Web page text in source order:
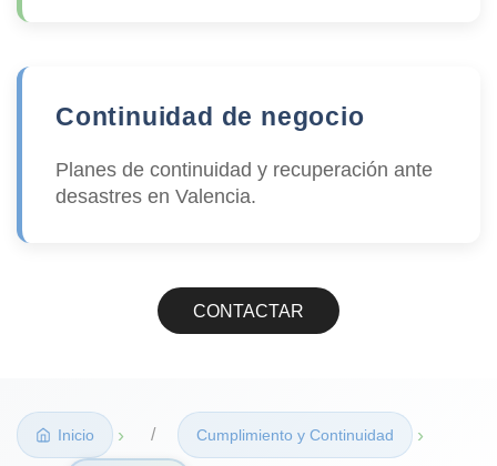
Continuidad de negocio
Planes de continuidad y recuperación ante
desastres en Valencia.
CONTACTAR
Inicio › Cumplimiento y Continuidad ›